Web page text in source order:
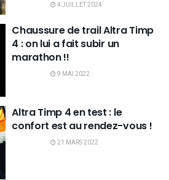
4 JUILLET 2024
Chaussure de trail Altra Timp
4 : on lui a fait subir un
marathon !!
9 MAI 2022
Altra Timp 4 en test : le
confort est au rendez-vous !
21 MARS 2022